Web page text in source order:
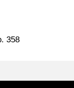
358